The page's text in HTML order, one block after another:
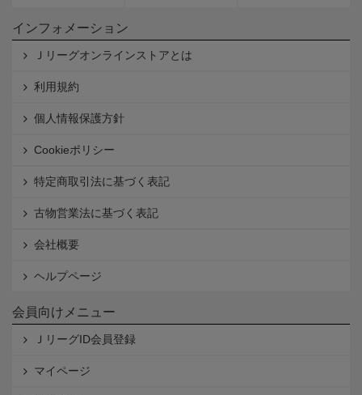
インフォメーション
Ｊリーグオンラインストアとは
利用規約
個人情報保護方針
Cookieポリシー
特定商取引法に基づく表記
古物営業法に基づく表記
会社概要
ヘルプページ
会員向けメニュー
ＪリーグID会員登録
マイページ